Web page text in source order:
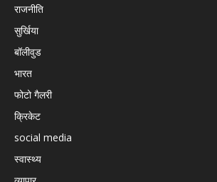
राजनीति
सुर्खिया
बॉलीवुड
भारत
फोटो गैलरी
क्रिकेट
social media
स्वास्थ्य